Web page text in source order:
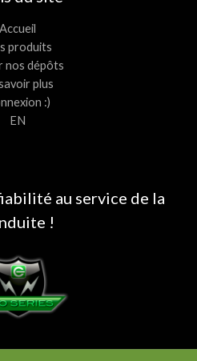
Accueil
produits
nos dépôts
plus
:)
EN
au service de la
!